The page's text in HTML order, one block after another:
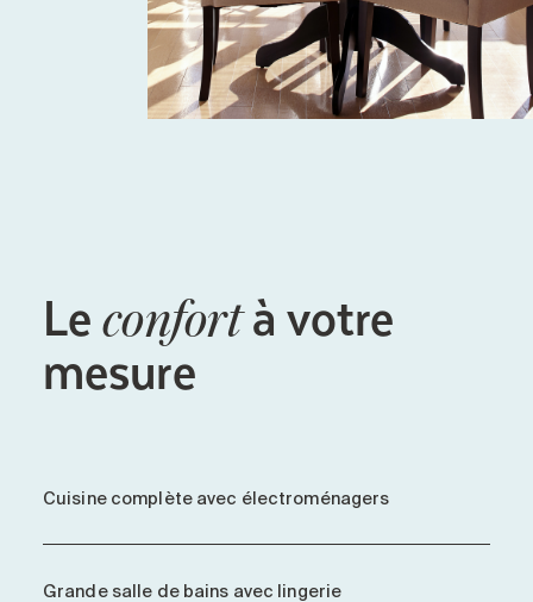
Leconfortà votre
mesure
Cuisine complète avec électroménagers
Grande salle de bains avec lingerie